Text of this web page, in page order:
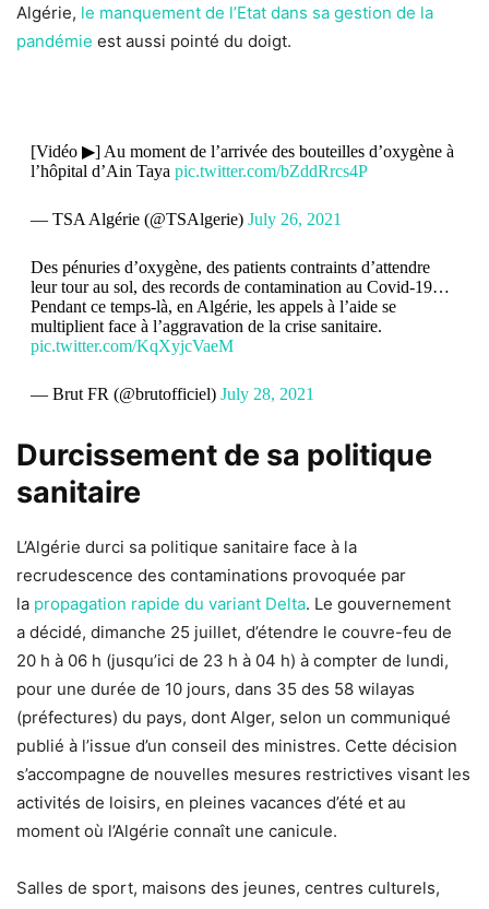
Algérie, le manquement de l’Etat dans sa gestion de la
pandémie est aussi pointé du doigt.
[Vidéo ▶] Au moment de l’arrivée des bouteilles d’oxygène à
l’hôpital d’Ain Taya pic.twitter.com/bZddRrcs4P
— TSA Algérie (@TSAlgerie) July 26, 2021
Des pénuries d’oxygène, des patients contraints d’attendre
leur tour au sol, des records de contamination au Covid-19…
Pendant ce temps-là, en Algérie, les appels à l’aide se
multiplient face à l’aggravation de la crise sanitaire.
pic.twitter.com/KqXyjcVaeM
— Brut FR (@brutofficiel) July 28, 2021
Durcissement de sa politique
sanitaire
L’Algérie durci sa politique sanitaire face à la
recrudescence des contaminations provoquée par
la propagation rapide du variant Delta. Le gouvernement
a décidé, dimanche 25 juillet, d’étendre le couvre-feu de
20 h à 06 h (jusqu’ici de 23 h à 04 h) à compter de lundi,
pour une durée de 10 jours, dans 35 des 58 wilayas
(préfectures) du pays, dont Alger, selon un communiqué
publié à l’issue d’un conseil des ministres. Cette décision
s’accompagne de nouvelles mesures restrictives visant les
activités de loisirs, en pleines vacances d’été et au
moment où l’Algérie connaît une canicule.
Salles de sport, maisons des jeunes, centres culturels,